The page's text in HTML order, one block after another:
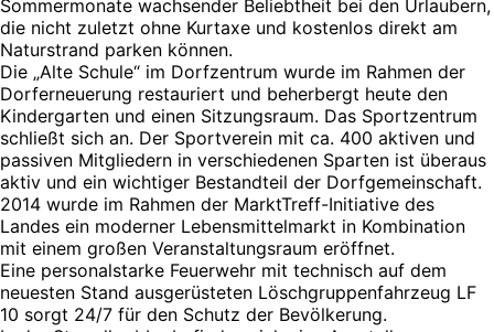
Sommermonate wachsender Beliebtheit bei den Urlaubern,
die nicht zuletzt ohne Kurtaxe und kostenlos direkt am
Naturstrand parken können.
Die „Alte Schule“ im Dorfzentrum wurde im Rahmen der
Dorferneuerung restauriert und beherbergt heute den
Kindergarten und einen Sitzungsraum. Das Sportzentrum
schließt sich an. Der Sportverein mit ca. 400 aktiven und
passiven Mitgliedern in verschiedenen Sparten ist überaus
aktiv und ein wichtiger Bestandteil der Dorfgemeinschaft.
2014 wurde im Rahmen der MarktTreff-Initiative des
Landes ein moderner Lebensmittelmarkt in Kombination
mit einem großen Veranstaltungsraum eröffnet.
Eine personalstarke Feuerwehr mit technisch auf dem
neuesten Stand ausgerüsteten Löschgruppenfahrzeug LF
10 sorgt 24/7 für den Schutz der Bevölkerung.